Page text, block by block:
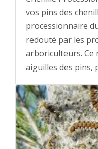
vos pins des
processionnaire
redouté par les
arboriculteurs. Ce
aiguilles des pins,